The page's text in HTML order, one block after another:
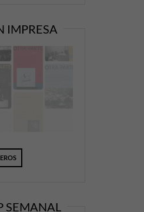
IMPRESA
SEMANAL